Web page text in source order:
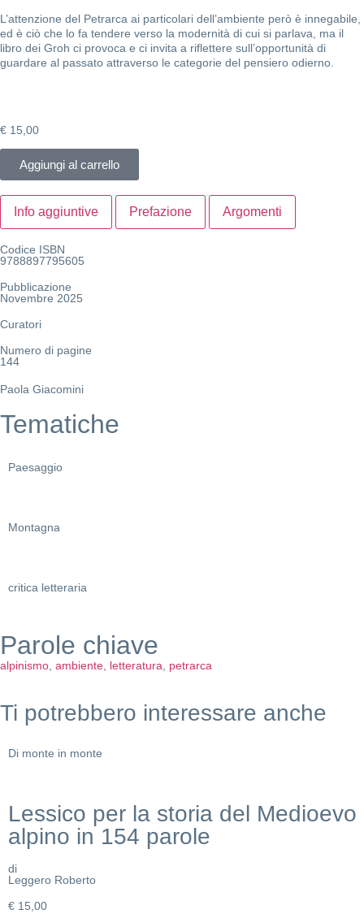
L’attenzione del Petrarca ai particolari dell’ambiente però è innegabile,
ed è ciò che lo fa tendere verso la modernità di cui si parlava, ma il
libro dei Groh ci provoca e ci invita a riflettere sull’opportunità di
guardare al passato attraverso le categorie del pensiero odierno.
€ 15,00
Aggiungi al carrello
Info aggiuntive Prefazione Argomenti
Codice ISBN
9788897795605
Pubblicazione
Novembre 2025
Curatori
Numero di pagine
144
Paola Giacomini
Tematiche
Paesaggio
Montagna
critica letteraria
Parole chiave
alpinismo, ambiente, letteratura, petrarca
Ti potrebbero interessare anche
Di monte in monte
Lessico per la storia del Medioevo
alpino in 154 parole
di
Leggero Roberto
€ 15,00